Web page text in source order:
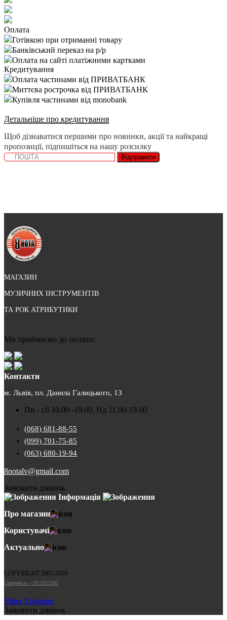
Оплата
Готівкою при отриманні товару
Банківський переказ на р/р
Оплата на сайті платіжними картками
Кредитування
Оплата частинами від ПРИВАТБАНК
Миттєва рострочка від ПРИВАТБАНК
Купівля частинами від monobank
Детальніше про кредитування
Щоб дізнаватися першими про новинки, акції та найкращі
пропозиції, підпишіться на нашу розсилку
Відправити
МАГАЗИН
МУЗИЧНИХ ІНСТРУМЕНТІВ
ТА РОК АТРИБУТИКИ
Ми приймаємо до оплати:
Контакти
м. Львів, пл. Данила Галицького, 13
Пн - сб 10.00 -19.00, Нд 11.00-19.00
(068) 681-88-55
(099) 701-75-85
(063) 680-19-94
8notalv@gmail.com
Замовити дзвінок
Інформація
Про магазин
Користувачі
Актуально
COPYRIGHT 2005-2026
Cтворено в — OC STUDIO
Viber Telegram
Замовити дзвінок